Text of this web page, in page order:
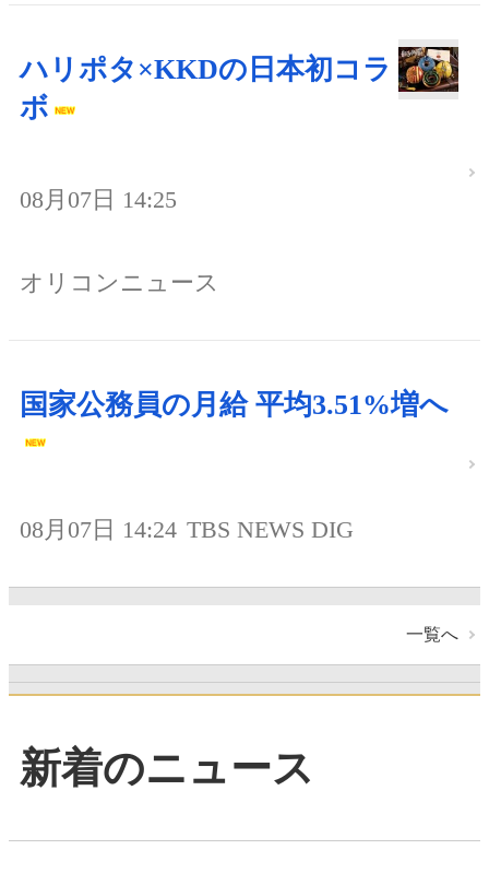
ハリポタ×KKDの日本初コラ
ボ
08月07日 14:25
オリコンニュース
国家公務員の月給 平均3.51%増へ
08月07日 14:24 TBS NEWS DIG
一覧へ
新着のニュース